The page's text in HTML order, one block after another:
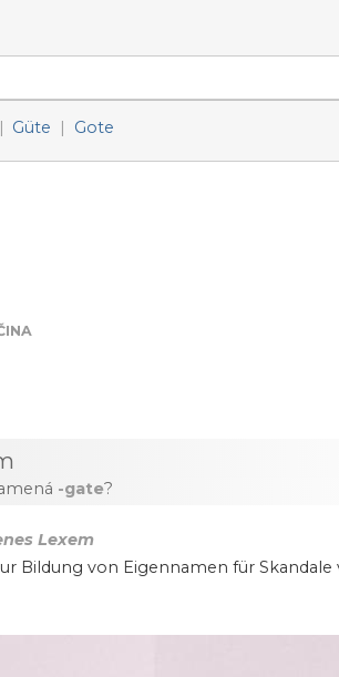
| Güte | Gote
-gate?
Lexem
Bildung von Eigennamen für